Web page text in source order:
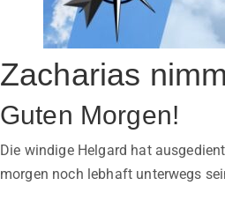
Zacharias
Guten Morgen!
Die windige Helgard hat
morgen noch lebhaft unterwegs